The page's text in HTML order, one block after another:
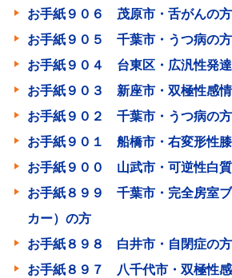
お手紙９０６ 茂原市・舌がんの方
お手紙９０５ 千葉市・うつ病の方
お手紙９０４ 台東区・広汎性発
お手紙９０３ 新座市・双極性感
お手紙９０２ 千葉市・うつ病の方
お手紙９０１ 船橋市・右変形性
お手紙９００ 山武市・可逆性白
お手紙８９９ 千葉市・完全房室
カー）の方
お手紙８９８ 白井市・自閉症の方
お手紙８９７ 八千代市・双極性